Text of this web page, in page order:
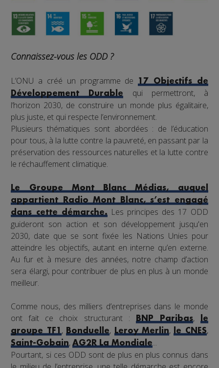
Connaissez-vous les ODD ?
L’ONU a créé un programme de17 Objectifs de
Développement Durable
qui permettront, à
l’horizon 2030, de construire un monde plus égalitaire,
plus juste, et qui respecte l’environnement.
Plusieurs thématiques sont abordées : de l’éducation
pour tous, à la lutte contre la pauvreté, en passant par la
préservation des ressources naturelles et la lutte contre
le réchauffement climatique.
Le Groupe Mont Blanc Médias, auquel
appartient Radio Mont Blanc, s’est engagé
dans cette démarche.Les principes des 17 ODD
guideront son action et son développement jusqu'en
2030, date que se sont fixée les Nations Unies pour
atteindre les objectifs, autant en interne qu’en externe.
Au fur et à mesure des années, notre champ d’action
sera élargi, pour contribuer de plus en plus à un monde
meilleur.
Comme nous, des milliers d’entreprises dans le monde
ont fait ce choix structurant :
BNP Paribas,
le
groupe TF1 , Bonduelle, Leroy Merlin, le CNES,
Saint-Gobain,AG2R La Mondiale...
Pourtant, si ces ODD sont de plus en plus connus dans